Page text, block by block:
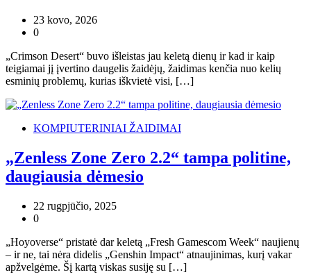
23 kovo, 2026
0
„Crimson Desert“ buvo išleistas jau keletą dienų ir kad ir kaip
teigiamai jį įvertino daugelis žaidėjų, žaidimas kenčia nuo kelių
esminių problemų, kurias iškvietė visi, […]
KOMPIUTERINIAI ŽAIDIMAI
„Zenless Zone Zero 2.2“ tampa politine,
daugiausia dėmesio
22 rugpjūčio, 2025
0
„Hoyoverse“ pristatė dar keletą „Fresh Gamescom Week“ naujienų
– ir ne, tai nėra didelis „Genshin Impact“ atnaujinimas, kurį vakar
apžvelgėme. Šį kartą viskas susiję su […]